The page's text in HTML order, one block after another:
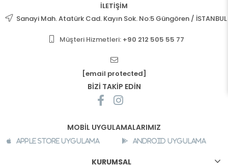
İLETİŞİM
Sanayi Mah. Atatürk Cad. Kayın Sok. No:5 Güngören / İSTANBUL
Müşteri Hizmetleri: +90 212 505 55 77
[email protected]
BİZİ TAKİP EDİN
MOBİL UYGULAMALARIMIZ
Apple Store Uygulama Android Uygulama
KURUMSAL